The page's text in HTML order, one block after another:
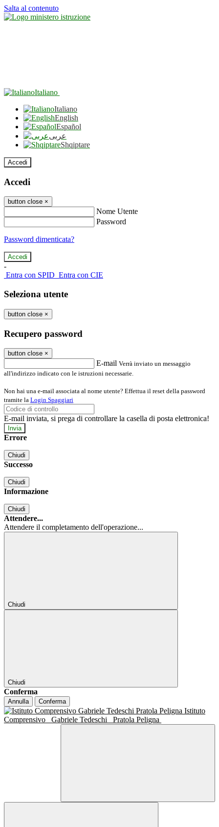
Salta al contenuto
Italiano
Italiano
English
Español
عربى
Shqiptare
Accedi
Accedi
button close ×
Nome Utente
Password
Password dimenticata?
-
Entra con SPID Entra con CIE
Seleziona utente
button close ×
Recupero password
button close ×
E-mail Verrà inviato un messaggio
all'indirizzo indicato con le istruzioni necessarie.
Non hai una e-mail associata al nome utente? Effettua il reset della password
tramite la Login Spaggiari
E-mail inviata, si prega di controllare la casella di posta elettronica!
Errore
Chiudi
Successo
Chiudi
Informazione
Chiudi
Attendere...
Attendere il completamento dell'operazione...
Chiudi
Chiudi
Conferma
Annulla Conferma
Istituto
Comprensivo
Gabriele Tedeschi Pratola Peligna